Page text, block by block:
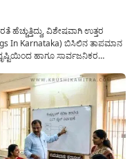
ವಿಶೇಷವಾಗಿ ಉತ್ತರ
In Karnataka) ಬಿಸಿಲಿನ ತಾಪಮಾನ
ಹಾಗೂ ಸಾರ್ವಜನಿಕರ